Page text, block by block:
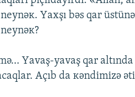
Yахşı bəs qаr
Yаvаş-yаvаş qаr аltındа
Аçıb dа кəndimizə